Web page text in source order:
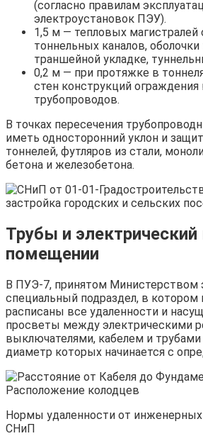
(согласно правилам
электроустановок ПЭУ).
1,5 м — тепловых
тоннельных каналов, оболочки
траншейной укладке,
0,2 м — при протяжке в
стен конструкций ограждения
трубопроводов.
В точках пересечения
иметь односторонний уклон и
тоннелей, футляров из стали,
бетона и железобетона.
Трубы и электрический
помещении
В ПУЭ-7, принятом Министерством
специальный подраздел, в
расписаны все удаленности и
просветы между электрическими
выключателями, кабелем и трубами
диаметр которых начинается с
Нормы удаленности от инженерных
СНиП